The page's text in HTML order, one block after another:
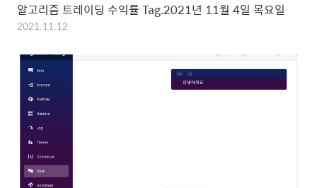
알고리즘 트레이딩 수익률 Tag.2021년 11월 4일 목요일
2021.11.12